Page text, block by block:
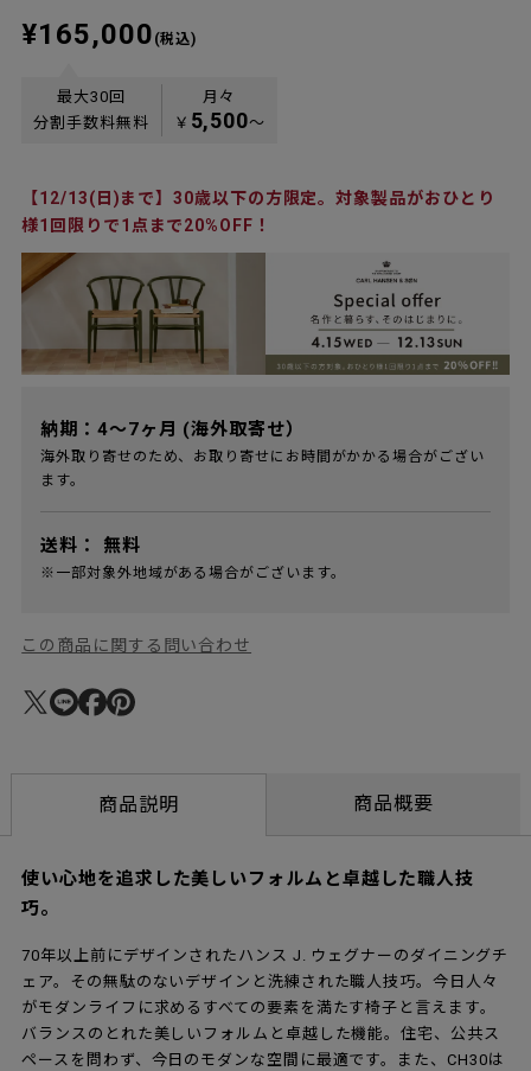
¥165,000 (税込)
最大30回
分割手数料無料
月々
￥ 5,500〜
【12/13(日)まで】30歳以下の方限定。対象製品がおひとり
様1回限りで1点まで20%OFF！
納期：4～7ヶ月 (海外取寄せ）
海外取り寄せのため、お取り寄せにお時間がかかる場合がござい
ます。
送料： 無料
※一部対象外地域がある場合がございます。
この商品に関する問い合わせ
商品説明 商品概要
使い心地を追求した美しいフォルムと卓越した職人技
巧。
70年以上前にデザインされたハンス J. ウェグナーのダイニングチ
ェア。その無駄のないデザインと洗練された職人技巧。今日人々
がモダンライフに求めるすべての要素を満たす椅子と言えます。
バランスのとれた美しいフォルムと卓越した機能。住宅、公共ス
ペースを問わず、今日のモダンな空間に最適です。また、CH30は